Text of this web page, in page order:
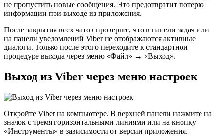
не пропустить новые сообщения. Это предотвратит потерю
информации при выходе из приложения.
После закрытия всех чатов проверьте, что в панели задач или
на панели уведомлений Viber не отображаются активные
диалоги. Только после этого переходите к стандартной
процедуре выхода через меню «Файл» → «Выход».
Выход из Viber через меню настроек
Откройте Viber на компьютере. В верхней панели нажмите на
значок с тремя горизонтальными линиями или на кнопку
«Инструменты» в зависимости от версии приложения.